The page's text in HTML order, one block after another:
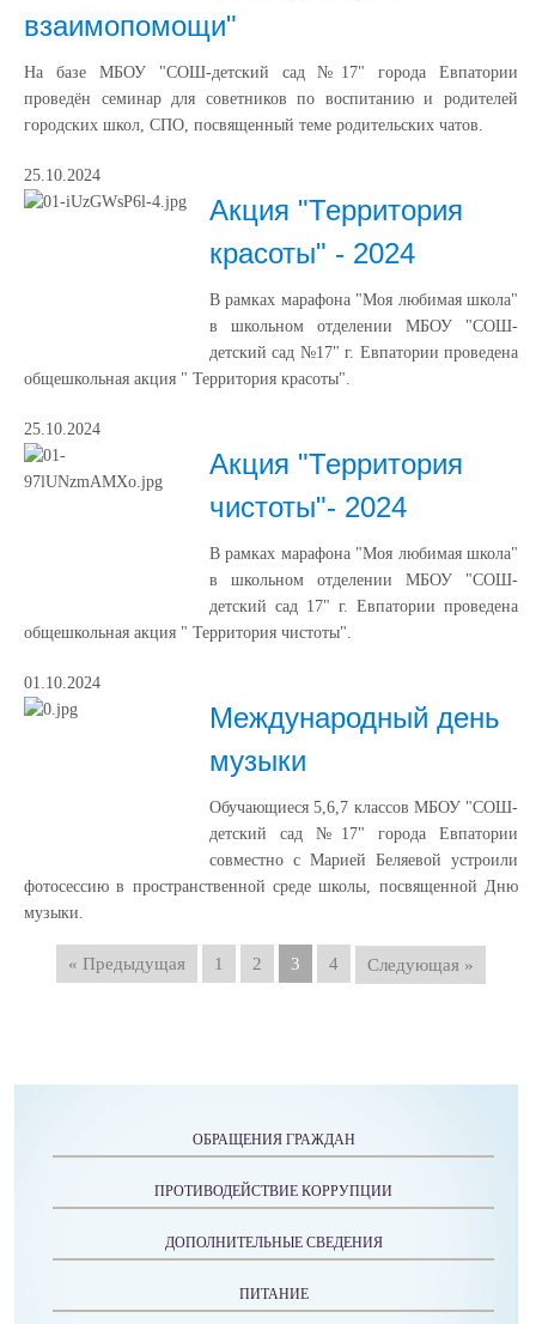
взаимопомощи"
На базе МБОУ "СОШ-детский сад №17" города Евпатории
проведён семинар для советников по воспитанию и родителей
городских школ, СПО, посвященный теме родительских чатов.
25.10.2024
Акция "Территория
красоты" - 2024
В рамках марафона "Моя любимая школа"
в школьном отделении МБОУ "СОШ-
детский сад №17" г. Евпатории проведена
общешкольная акция " Территория красоты".
25.10.2024
Акция "Территория
чистоты"- 2024
В рамках марафона "Моя любимая школа"
в школьном отделении МБОУ "СОШ-
детский сад 17" г. Евпатории проведена
общешкольная акция " Территория чистоты".
01.10.2024
Международный день
музыки
Обучающиеся 5,6,7 классов МБОУ "СОШ-
детский сад №17" города Евпатории
совместно с Марией Беляевой устроили
фотосессию в пространственной среде школы, посвященной Дню
музыки.
« Предыдущая 1 2 3 4 Следующая »
ОБРАЩЕНИЯ ГРАЖДАН
ПРОТИВОДЕЙСТВИЕ КОРРУПЦИИ
ДОПОЛНИТЕЛЬНЫЕ СВЕДЕНИЯ
ПИТАНИЕ